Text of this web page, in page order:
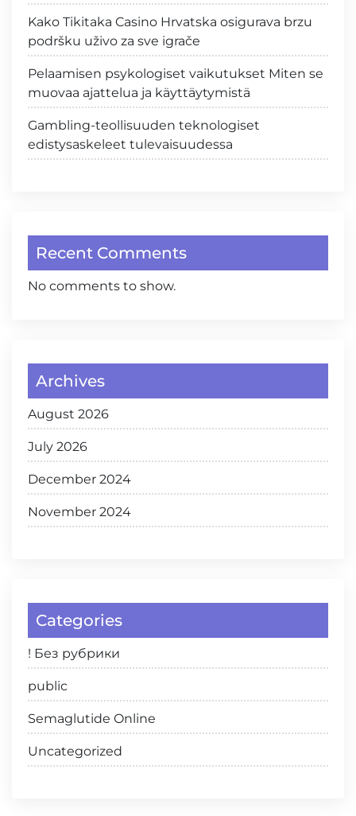
Kako Tikitaka Casino Hrvatska osigurava brzu
podršku uživo za sve igrače
Pelaamisen psykologiset vaikutukset Miten se
muovaa ajattelua ja käyttäytymistä
Gambling-teollisuuden teknologiset
edistysaskeleet tulevaisuudessa
Recent Comments
No comments to show.
Archives
August 2026
July 2026
December 2024
November 2024
Categories
! Без рубрики
public
Semaglutide Online
Uncategorized